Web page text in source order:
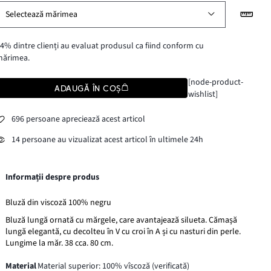
Selectează mărimea
dintre clienți au evaluat produsul ca fiind conform cu
ADAUGĂ ÎN COȘ
[node-product-
wishlist]
696 persoane apreciează acest articol
14 persoane au vizualizat acest articol în ultimele 24h
Informații despre produs
Bluză din viscoză 100% negru
Bluză lungă ornată cu mărgele, care avantajează silueta. Cămașă
lungă elegantă, cu decolteu în V cu croi în A și cu nasturi din perle.
Lungime la măr. 38 cca. 80 cm.
MaterialMaterial superior: 100% vîscoză (verificată)